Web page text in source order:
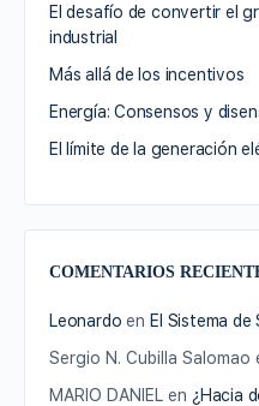
El desafío de convertir el
industrial
Más allá de los incentivos
Energía: Consensos y
El límite de la generación
COMENTARIOS
Leonardo enEl Sistema de
Sergio N. Cubilla Salomao
MARIO DANIEL en ¿Hacia